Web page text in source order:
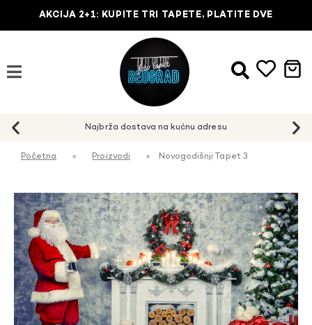
AKCIJA 2+1: KUPITE TRI TAPETE, PLATITE DVE
Najbrža dostava na kućnu adresu
Početna » Proizvodi » Novogodišnji Tapet 3